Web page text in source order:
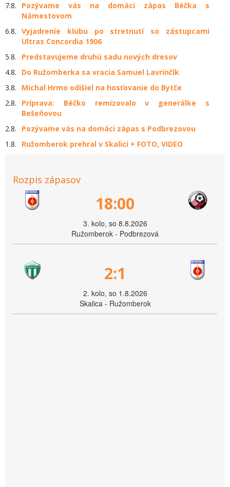
7.8.
Pozývame vás na domáci zápas Béčka s
Námestovom
6.8. Vyjadrenie klubu po stretnutí so zástupcami
Ultras Concordia 1906
5.8.
Predstavujeme druhú sadu nových dresov
4.8.
Do Ružomberka sa vracia Samuel Lavrinčík
3.8.
Michal Hrmo odišiel na hosťovanie do Bytče
2.8.
Príprava: Béčko remizovalo v generálke s
Bešeňovou
2.8.
Pozývame vás na domáci zápas s Podbrezovou
1.8.
Ružomberok prehral v Skalici + FOTO, VIDEO
Rozpis zápasov
18:00
3. kolo, so 8.8.2026
Ružomberok - Podbrezová
2:1
2. kolo, so 1.8.2026
Skalica - Ružomberok